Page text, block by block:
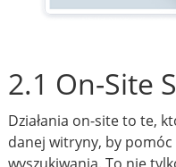
2.1 On-Site
Działania on-site to te,
danej witryny, by
wyszukiwania. To nie